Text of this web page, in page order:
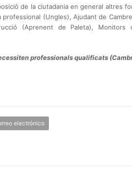
de la ciutadania en general altres
(Ungles), Ajudant de
(Aprenent de Paleta), Monitors
professionals qualificats
electrónico